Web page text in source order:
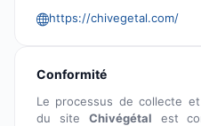
https://chivegetal.com/
Conformité
Le processus de collecte
du site Chivégétal est